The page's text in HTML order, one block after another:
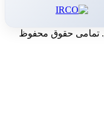
. تمامی حقوق محفوظ